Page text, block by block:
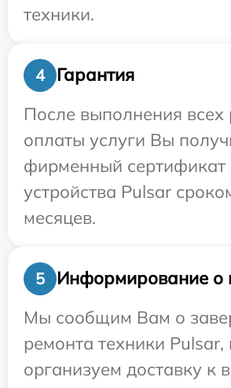
техники.
4
Гарантия
После выполнения всех
оплаты услуги Вы
фирменный сертификат
устройства Pulsar
месяцев.
5
Информирование о
Мы сообщим Вам о
ремонта техники
организуем доставку к